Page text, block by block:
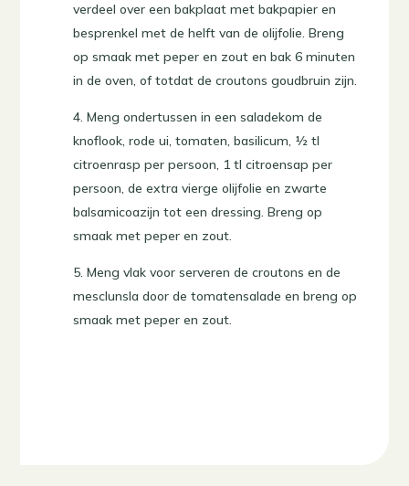
verdeel over een bakplaat met bakpapier en
besprenkel met de helft van de olijfolie. Breng
op smaak met peper en zout en bak 6 minuten
in de oven, of totdat de croutons goudbruin zijn.
4. Meng ondertussen in een saladekom de
knoflook, rode ui, tomaten, basilicum, ½ tl
citroenrasp per persoon, 1 tl citroensap per
persoon, de extra vierge olijfolie en zwarte
balsamicoazijn tot een dressing. Breng op
smaak met peper en zout.
5. Meng vlak voor serveren de croutons en de
mesclunsla door de tomatensalade en breng op
smaak met peper en zout.